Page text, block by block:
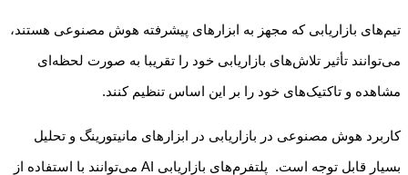
تیم‌های بازاریابی که مجهز به ابزارهای پیشرفته هوش مصنوعی هستند،
می‌توانند تأثیر تلاش‌های بازاریابی خود را تقریبا به صورت لحظه‌ای
مشاهده و تاکتیک‌های خود را بر این اساس تنظیم کنند.
کاربرد هوش مصنوعی در بازاریابی در ابزارهای مانیتورینگ و تحلیل
بسیار قابل توجه است. پلتفرم‌های بازاریابی AI می‌توانند با استفاده از